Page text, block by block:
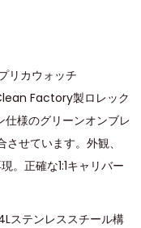
リカウォッチ
Factory製ロレック
様のグリーンオンブレ
せています。外観、
。正確な1:1キャリバー
ステンレススチール構